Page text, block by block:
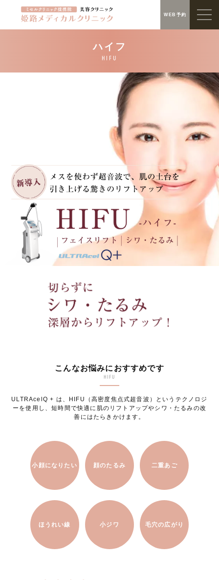
WEB予約
こんなお悩みにおすすめです
HIFU
ULTRAcelQ + は、HIFU（高密度焦点式超音波）というテクノロジ
ーを使用し、短時間で快適に肌のリフトアップやシワ・たるみの改
善にはたらきかけます。
小顔になりたい 顔のたるみ 二重あご
ほうれい線 小ジワ 毛穴の広がり